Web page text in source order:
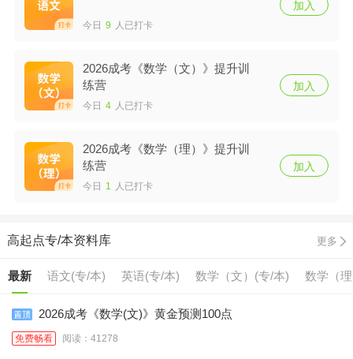
今日 9 人已打卡
加入
2026成考《数学（文）》提升训
练营
今日 4 人已打卡
加入
2026成考《数学（理）》提升训
练营
今日 1 人已打卡
加入
高起点专/本资料库 更多
最新 语文(专/本) 英语(专/本) 数学（文）(专/本) 数学（
2026成考《数学(文)》黄金预测100点
免费畅看 阅读：41278